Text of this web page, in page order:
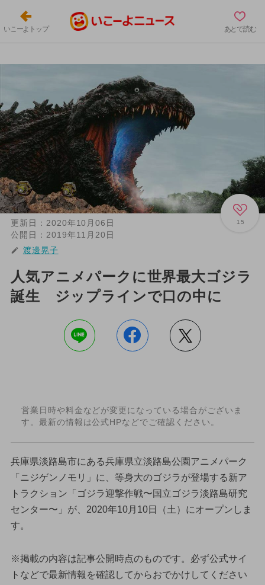
いこーよトップ あとで読む
15
更新日： 2020年10月06日
公開日： 2019年11月20日
渡邊晃子
人気アニメパークに世界最大ゴジラ
誕生 ジップラインで口の中に
営業日時や料金などが変更になっている場合がございま
す。最新の情報は公式HPなどでご確認ください。
兵庫県淡路島市にある兵庫県立淡路島公園アニメパーク
「ニジゲンノモリ」に、等身大のゴジラが登場する新ア
トラクション「ゴジラ迎撃作戦〜国立ゴジラ淡路島研究
センター〜」が、2020年10月10日（土）にオープンしま
す。
※掲載の内容は記事公開時点のものです。必ず公式サイ
トなどで最新情報を確認してからおでかけしてください